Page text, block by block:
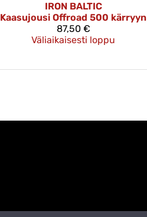
IRON BALTIC
Kaasujousi Offroad 500 kärryyn
87,50 €
Väliaikaisesti loppu